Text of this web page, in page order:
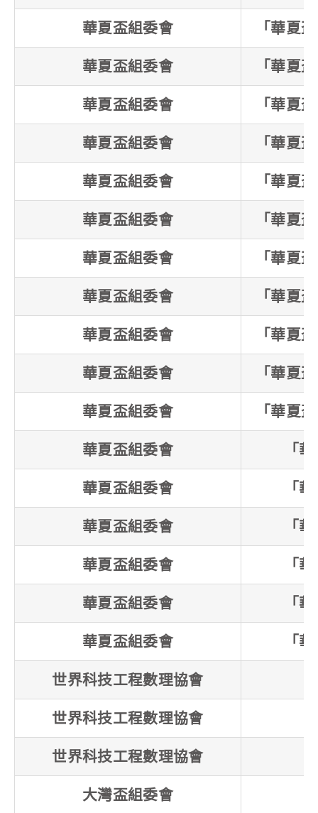
華夏盃組委會 「華夏
華夏盃組委會 「華夏
華夏盃組委會 「華夏
華夏盃組委會 「華夏
華夏盃組委會 「華夏
華夏盃組委會 「華夏
華夏盃組委會 「華夏
華夏盃組委會 「華夏
華夏盃組委會 「華夏
華夏盃組委會 「華夏
華夏盃組委會 「華夏
華夏盃組委會 「
華夏盃組委會 「
華夏盃組委會 「
華夏盃組委會 「
華夏盃組委會 「
華夏盃組委會 「
世界科技工程數理協會
世界科技工程數理協會
世界科技工程數理協會
大灣盃組委會